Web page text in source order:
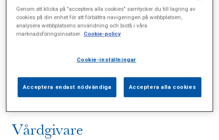
Vårdgivare (1)
Sidor (0) Press (0) Sophianytt (2)
Vårdgivare
Genom att klicka på "acceptera alla cookies" samtycker du till lagring av
cookies på din enhet för att förbättra navigeringen på webbplatsen,
analysera webbplatsens användning och bistå i våra
marknadsföringsinsatser. Cookie-policy
Cookie-inställningar
Acceptera endast nödvändiga Acceptera alla cookies